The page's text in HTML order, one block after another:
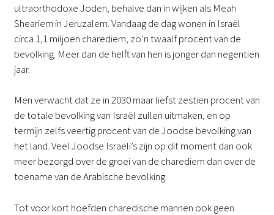
ultraorthodoxe Joden, behalve dan in wijken als Meah
Sheariem in Jeruzalem. Vandaag de dag wonen in Israël
circa 1,1 miljoen charediem, zo’n twaalf procent van de
bevolking. Meer dan de helft van hen is jonger dan negentien
jaar.
Men verwacht dat ze in 2030 maar liefst zestien procent van
de totale bevolking van Israël zullen uitmaken, en op
termijn zelfs veertig procent van de Joodse bevolking van
het land. Veel Joodse Israëli’s zijn op dit moment dan ook
meer bezorgd over de groei van de charediem dan over de
toename van de Arabische bevolking.
Tot voor kort hoefden charedische mannen ook geen